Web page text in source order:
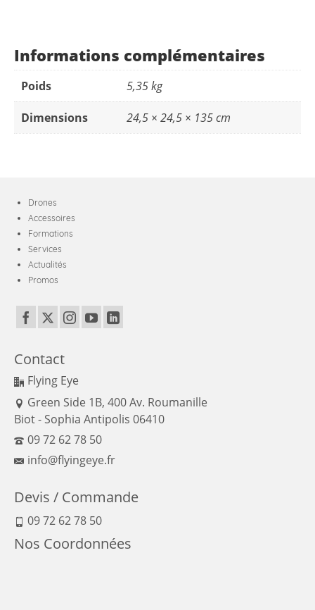
3
Informations complémentaires
Poids 5,35 kg
Dimensions 24,5 × 24,5 × 135 cm
Drones
Accessoires
Formations
Services
Actualités
Promos
Contact
Flying Eye
Green Side 1B, 400 Av. Roumanille
Biot - Sophia Antipolis 06410
09 72 62 78 50
info@flyingeye.fr
Devis / Commande
09 72 62 78 50
Nos Coordonnées